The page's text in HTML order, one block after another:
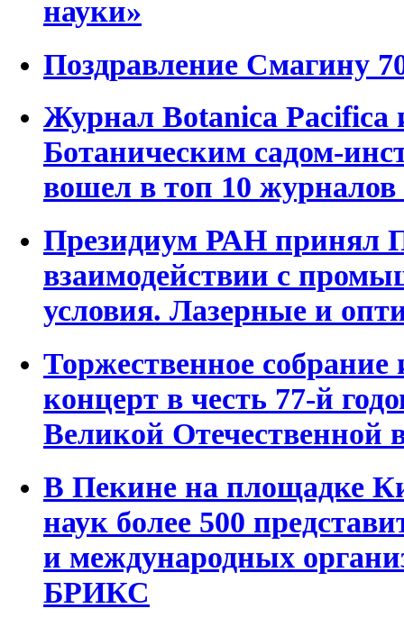
науки»
Поздравление Смагину
Журнал Botanica Pacifica
Ботаническим садом-
вошел в топ 10 журналов
Президиум РАН принял
взаимодействии с
условия. Лазерные и
Торжественное
концерт в честь 77-й
Великой Отечественной
В Пекине на площадке
наук более 500
и международных
БРИКС